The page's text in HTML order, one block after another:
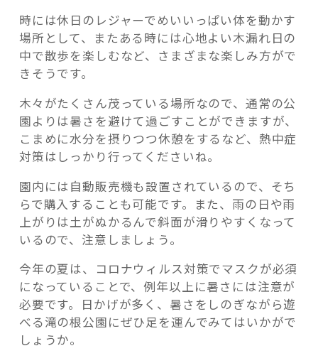
時には休日のレジャーでめいいっぱい体を動かす
場所として、またある時には心地よい木漏れ日の
中で散歩を楽しむなど、さまざまな楽しみ方がで
きそうです。
木々がたくさん茂っている場所なので、通常の公
園よりは暑さを避けて過ごすことができますが、
こまめに水分を摂りつつ休憩をするなど、熱中症
対策はしっかり行ってくださいね。
園内には自動販売機も設置されているので、そち
らで購入することも可能です。また、雨の日や雨
上がりは土がぬかるんで斜面が滑りやすくなって
いるので、注意しましょう。
今年の夏は、コロナウィルス対策でマスクが必須
になっていることで、例年以上に暑さには注意が
必要です。日かげが多く、暑さをしのぎながら遊
べる滝の根公園にぜひ足を運んでみてはいかがで
しょうか。